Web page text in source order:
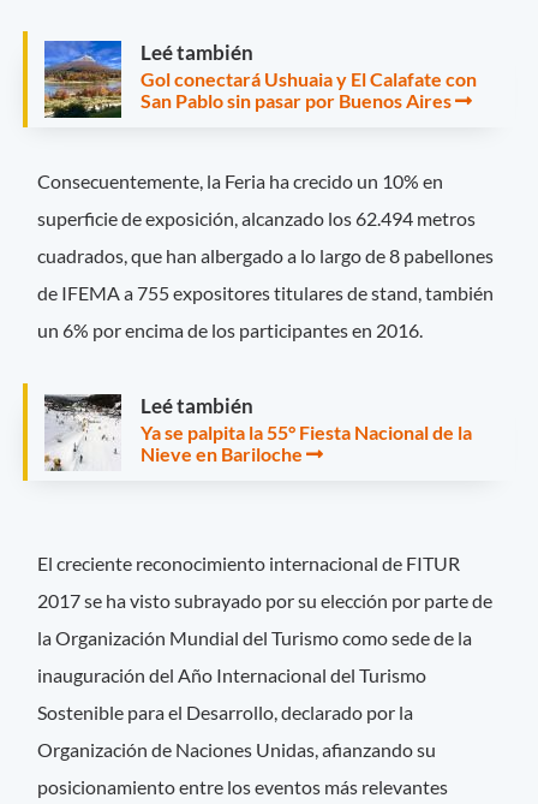
Leé también
Gol conectará Ushuaia y El Calafate con
San Pablo sin pasar por Buenos Aires
Consecuentemente, la Feria ha crecido un 10% en
superficie de exposición, alcanzado los 62.494 metros
cuadrados, que han albergado a lo largo de 8 pabellones
de IFEMA a 755 expositores titulares de stand, también
un 6% por encima de los participantes en 2016.
Leé también
Ya se palpita la 55° Fiesta Nacional de la
Nieve en Bariloche
El creciente reconocimiento internacional de FITUR
2017 se ha visto subrayado por su elección por parte de
la Organización Mundial del Turismo como sede de la
inauguración del Año Internacional del Turismo
Sostenible para el Desarrollo, declarado por la
Organización de Naciones Unidas, afianzando su
posicionamiento entre los eventos más relevantes